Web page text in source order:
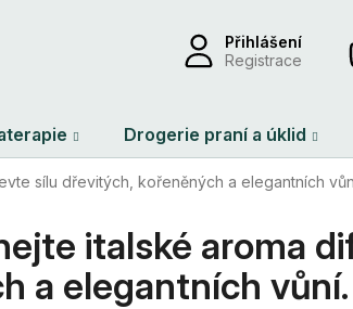
Přihlášení
Registrace
Drogerie praní a úklid
sílu dřevitých, kořeněných a elegantních
italské aroma
a elegantních vůní.